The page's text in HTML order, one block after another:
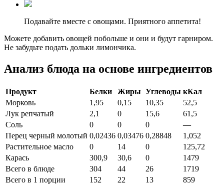
Подавайте вместе с овощами. Приятного аппетита!
Можете добавить овощей побольше и они и будут гарниром.
Не забудьте подать дольки лимончика.
Анализ блюда на основе ингредиентов
Продукт Белки Жиры Углеводы кКал
Морковь
1,95 0,15 10,35
52,5
Лук репчатый
2,1 0 15,6
61,5
Соль
0 0 0
—
Перец черный молотый 0,02436 0,03476 0,28848
1,052
Растительное масло
0 14 0
125,72
Карась
300,9 30,6 0
1479
Всего в блюде
304 44 26
1719
Всего в 1 порции
152 22 13
859